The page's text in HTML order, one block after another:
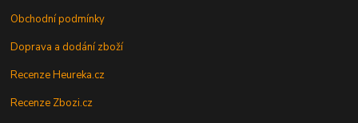
Obchodní podmínky
Doprava a dodání zboží
Recenze Heureka.cz
Recenze Zbozi.cz